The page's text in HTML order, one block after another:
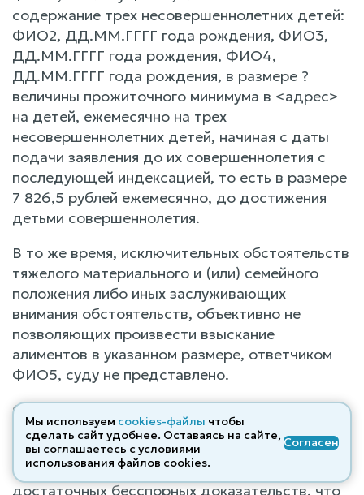
содержание трех несовершеннолетних детей:
ФИО2, ДД.ММ.ГГГГ года рождения, ФИО3,
ДД.ММ.ГГГГ года рождения, ФИО4,
ДД.ММ.ГГГГ года рождения, в размере ?
величины прожиточного минимума в <адрес>
на детей, ежемесячно на трех
несовершеннолетних детей, начиная с даты
подачи заявления до их совершеннолетия с
последующей индексацией, то есть в размере
7 826,5 рублей ежемесячно, до достижения
детьми совершеннолетия.
В то же время, исключительных обстоятельств
тяжелого материального и (или) семейного
положения либо иных заслуживающих
внимания обстоятельств, объективно не
позволяющих произвести взыскание
алиментов в указанном размере, ответчиком
ФИО5, суду не представлено.
Оснований для снижения указанного размера
алиментов, исходя из фактических
обстоятельств дела, учитывая отсутствие
самостоятельного заработка у истца и
достаточных бесспорных доказательств, что
Мы используем cookies-файлы чтобы
сделать сайт удобнее. Оставаясь на сайте,
вы соглашаетесь с условиями
использования файлов cооkies.
Согласен